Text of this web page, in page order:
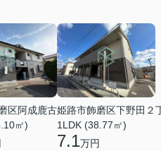
区阿成鹿古
㎡)
姫路市飾磨区下野田２
1LDK (38.77㎡)
7.1万円